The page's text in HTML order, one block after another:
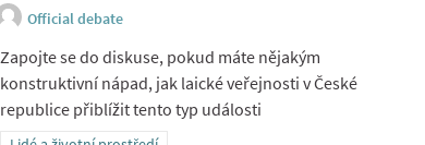
Official debate
Zapojte se do diskuse, pokud máte nějakým
konstruktivní nápad, jak laické veřejnosti v České
republice přiblížit tento typ události